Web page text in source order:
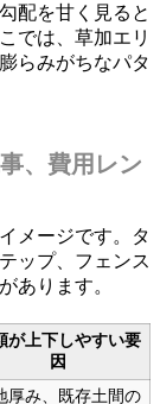
配を甘く見ると
では、草加エリ
らみがちなパタ
、費用レン
メージです。タ
ップ、フェンス
あります。
が上下しやすい要
因
厚み、既存土間の